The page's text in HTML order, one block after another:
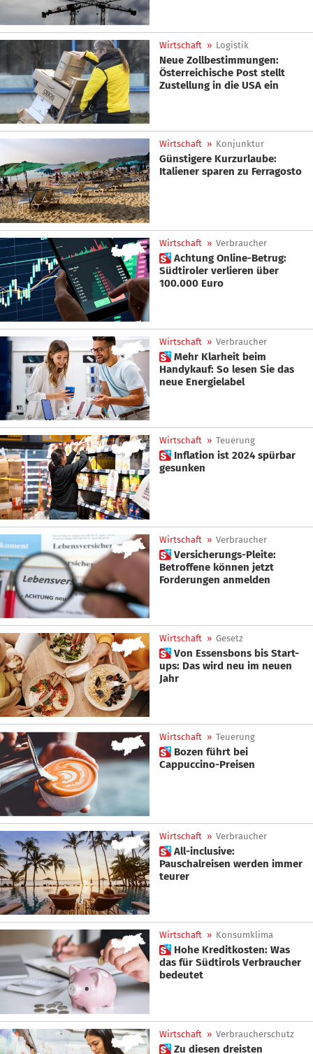
Wirtschaft » Logistik
Neue Zollbestimmungen:
Österreichische Post stellt
Zustellung in die USA ein
Wirtschaft » Konjunktur
Günstigere Kurzurlaube:
Italiener sparen zu Ferragosto
Wirtschaft » Verbraucher
 Achtung Online-Betrug:
Südtiroler verlieren über
100.000 Euro
Wirtschaft » Verbraucher
 Mehr Klarheit beim
Handykauf: So lesen Sie das
neue Energielabel
Wirtschaft » Teuerung
 Inflation ist 2024 spürbar
gesunken
Wirtschaft » Verbraucher
 Versicherungs-Pleite:
Betroffene können jetzt
Forderungen anmelden
Wirtschaft » Gesetz
 Von Essensbons bis Start-
ups: Das wird neu im neuen
Jahr
Wirtschaft » Teuerung
 Bozen führt bei
Cappuccino-Preisen
Wirtschaft » Verbraucher
 All-inclusive:
Pauschalreisen werden immer
teurer
Wirtschaft » Konsumklima
 Hohe Kreditkosten: Was
das für Südtirols Verbraucher
bedeutet
Wirtschaft » Verbraucherschutz
 Zu diesen dreisten